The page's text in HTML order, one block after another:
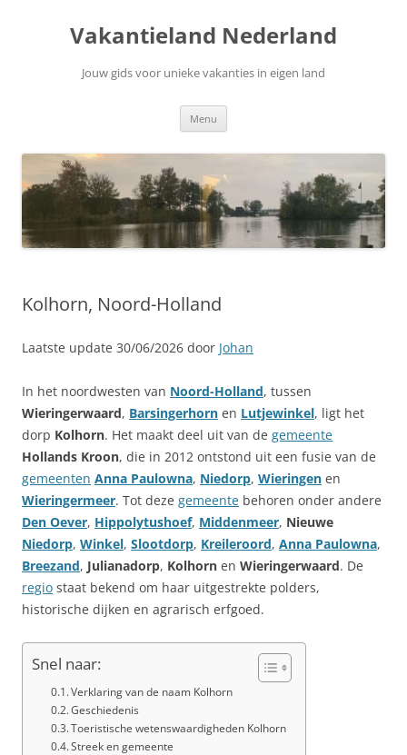
Vakantieland Nederland
Jouw gids voor unieke vakanties in eigen land
Menu
Kolhorn, Noord-Holland
Laatste update 30/06/2026 door Johan
In het noordwesten van Noord-Holland, tussen
Wieringerwaard, Barsingerhorn en Lutjewinkel, ligt het
dorp Kolhorn. Het maakt deel uit van de gemeente
Hollands Kroon, die in 2012 ontstond uit een fusie van de
gemeenten Anna Paulowna, Niedorp, Wieringen en
Wieringermeer. Tot deze gemeente behoren onder andere
Den Oever, Hippolytushoef, Middenmeer, Nieuwe
Niedorp, Winkel, Slootdorp, Kreileroord, Anna Paulowna,
Breezand, Julianadorp, Kolhorn en Wieringerwaard. De
regio staat bekend om haar uitgestrekte polders,
historische dijken en agrarisch erfgoed.
Snel naar:
Verklaring van de naam Kolhorn
Geschiedenis
Toeristische wetenswaardigheden Kolhorn
Streek en gemeente